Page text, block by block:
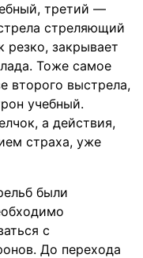
третий —
стреляющий
закрывает
Тоже самое
второго выстрела,
учебный.
а действия,
страха, уже
были
с
До перехода